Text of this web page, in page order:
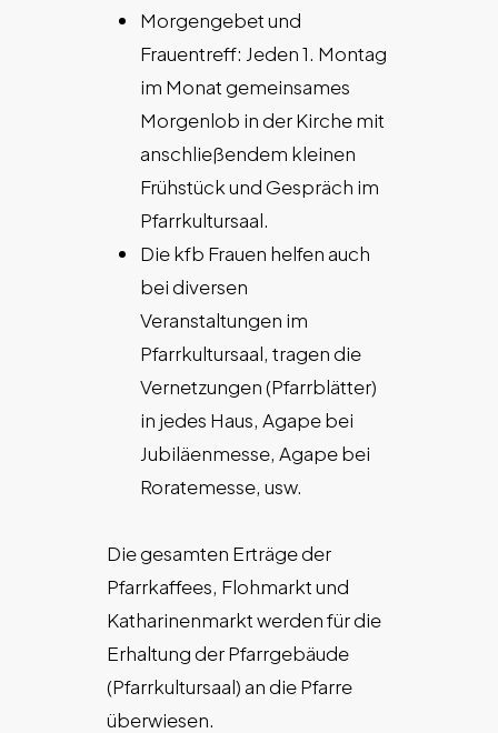
Morgengebet und
Frauentreff: Jeden 1. Montag
im Monat gemeinsames
Morgenlob in der Kirche mit
anschließendem kleinen
Frühstück und Gespräch im
Pfarrkultursaal.
Die kfb Frauen helfen auch
bei diversen
Veranstaltungen im
Pfarrkultursaal, tragen die
Vernetzungen (Pfarrblätter)
in jedes Haus, Agape bei
Jubiläenmesse, Agape bei
Roratemesse, usw.
Die gesamten Erträge der
Pfarrkaffees, Flohmarkt und
Katharinenmarkt werden für die
Erhaltung der Pfarrgebäude
(Pfarrkultursaal) an die Pfarre
überwiesen.